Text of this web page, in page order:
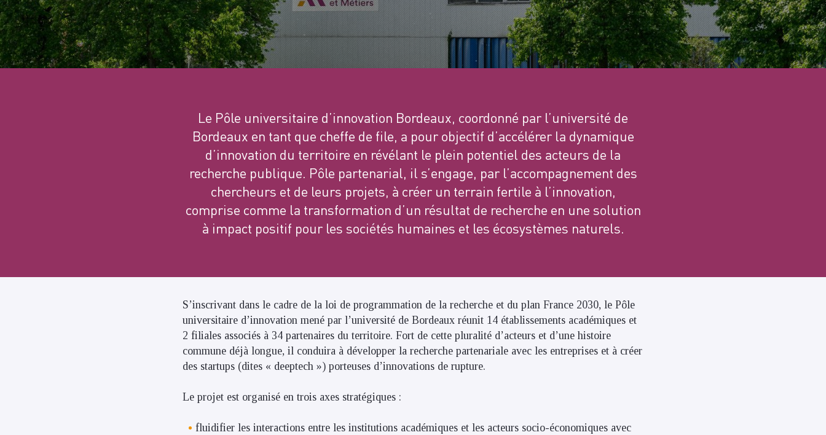
Le Pôle universitaire d’innovation Bordeaux, coordonné par l’université de
Bordeaux en tant que cheffe de file, a pour objectif d’accélérer la dynamique
d’innovation du territoire en révélant le plein potentiel des acteurs de la
recherche publique. Pôle partenarial, il s’engage, par l’accompagnement des
chercheurs et de leurs projets, à créer un terrain fertile à l’innovation,
comprise comme la transformation d’un résultat de recherche en une solution
à impact positif pour les sociétés humaines et les écosystèmes naturels.
S’inscrivant dans le cadre de la loi de programmation de la recherche et du plan France 2030, le Pôle
universitaire d’innovation mené par l’université de Bordeaux réunit 14 établissements académiques et
2 filiales associés à 34 partenaires du territoire. Fort de cette pluralité d’acteurs et d’une histoire
commune déjà longue, il conduira à développer la recherche partenariale avec les entreprises et à créer
des startups (dites « deeptech ») porteuses d’innovations de rupture.
Le projet est organisé en trois axes stratégiques :
fluidifier les interactions entre les institutions académiques et les acteurs socio-économiques avec